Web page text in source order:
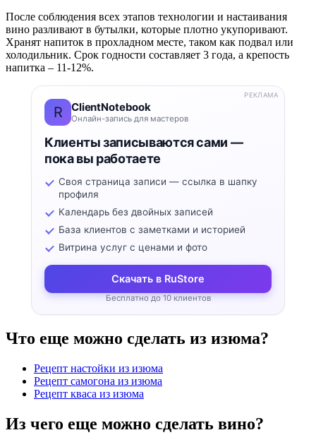
После соблюдения всех этапов технологии и настаивания
вино разливают в бутылки, которые плотно укупоривают.
Хранят напиток в прохладном месте, таком как подвал или
холодильник. Срок годности составляет 3 года, а крепость
напитка – 11-12%.
R ClientNotebook
Онлайн-запись для мастеров
Клиенты записываются сами —
пока вы работаете
Своя страница записи — ссылка в шапку
профиля
Календарь без двойных записей
База клиентов с заметками и историей
Витрина услуг с ценами и фото
Скачать в RuStore
Бесплатно до 10 клиентов
РЕКЛАМА
Что еще можно сделать из изюма?
Рецепт настойки из изюма
Рецепт самогона из изюма
Рецепт кваса из изюма
Из чего еще можно сделать вино?